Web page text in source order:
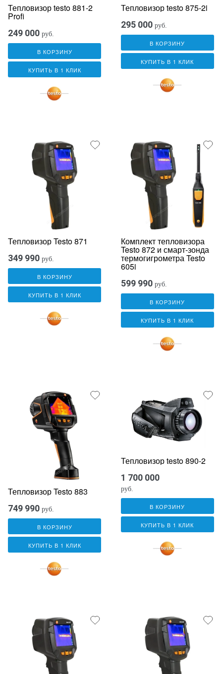
Тепловизор testo 881-2
Profi
249 000 руб.
В КОРЗИНУ
КУПИТЬ В 1 КЛИК
Тепловизор testo 875-2i
295 000 руб.
В КОРЗИНУ
КУПИТЬ В 1 КЛИК
Тепловизор Testo 871
349 990 руб.
В КОРЗИНУ
КУПИТЬ В 1 КЛИК
Комплект тепловизора
Testo 872 и смарт-зонда
термогигрометра Testo
605i
599 990 руб.
В КОРЗИНУ
КУПИТЬ В 1 КЛИК
Тепловизор Testo 883
749 990 руб.
В КОРЗИНУ
КУПИТЬ В 1 КЛИК
Тепловизор testo 890-2
1 700 000
руб.
В КОРЗИНУ
КУПИТЬ В 1 КЛИК